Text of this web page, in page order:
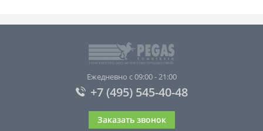
Ежедневно с 09:00 - 21:00
+7 (495) 545-40-48
Заказать звонок